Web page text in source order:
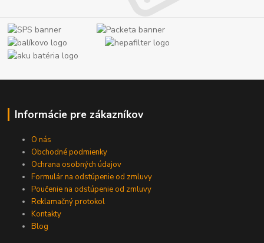
Informácie pre zákazníkov
O nás
Obchodné podmienky
Ochrana osobných údajov
Formulár na odstúpenie od zmluvy
Poučenie na odstúpenie od zmluvy
Reklamačný protokol
Kontakty
Blog